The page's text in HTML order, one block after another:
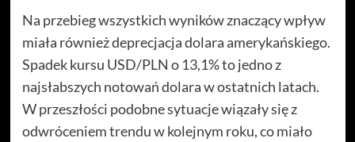
Na przebieg wszystkich wyników znaczący wpływ
miała również deprecjacja dolara amerykańskiego.
Spadek kursu USD/PLN o 13,1% to jedno z
najsłabszych notowań dolara w ostatnich latach.
W przeszłości podobne sytuacje wiązały się z
odwróceniem trendu w kolejnym roku, co miało